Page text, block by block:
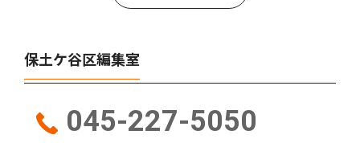
保土ケ谷区編集室
045-227-5050